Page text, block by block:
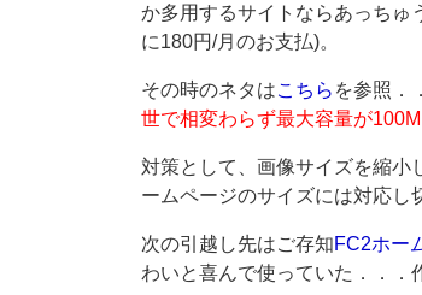
か多用するサイトならあっちゅ
に180円/月のお支払)。
その時のネタはこちら を参照．
世で相変わらず最大容量が
対策として、画像サイズを縮小
ームページのサイズには対応し
次の引越し先はご存知FC2ホー
わいと喜んで使っていた．．．